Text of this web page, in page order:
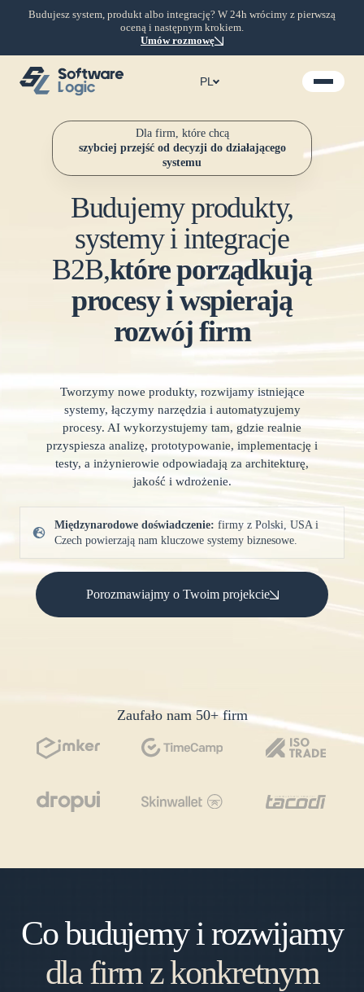
Budujesz system, produkt albo integrację? W 24h wrócimy z pierwszą
oceną i następnym krokiem.
Umów rozmowę
PL
Dla firm, które chcą
szybciej przejść od decyzji do działającego
systemu
Budujemy produkty,
systemy i integracje
B2B,które porządkują
procesy i wspierają
rozwój firm
Tworzymy nowe produkty, rozwijamy istniejące
systemy, łączymy narzędzia i automatyzujemy
procesy. AI wykorzystujemy tam, gdzie realnie
przyspiesza analizę, prototypowanie, implementację i
testy, a inżynierowie odpowiadają za architekturę,
jakość i wdrożenie.
Międzynarodowe doświadczenie: firmy z Polski, USA i
Czech powierzają nam kluczowe systemy biznesowe.
Porozmawiajmy o Twoim projekcie
Zaufało nam 50+ firm
Co budujemy i rozwijamy
dla firm z konkretnym